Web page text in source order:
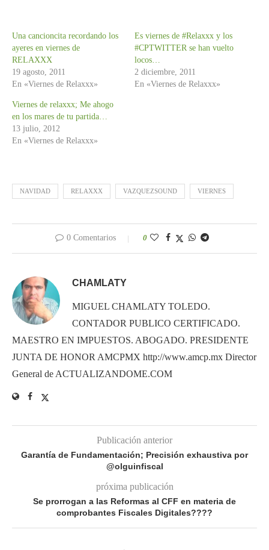
Una cancioncita recordando los
ayeres en viernes de
RELAXXX
19 agosto, 2011
En «Viernes de Relaxxx»
Es viernes de #Relaxxx y los
#CPTWITTER se han vuelto
locos…
2 diciembre, 2011
En «Viernes de Relaxxx»
Viernes de relaxxx; Me ahogo
en los mares de tu partida…
13 julio, 2012
En «Viernes de Relaxxx»
NAVIDAD RELAXXX VAZQUEZSOUND VIERNES
0 Comentarios 0
CHAMLATY
MIGUEL CHAMLATY TOLEDO.
CONTADOR PUBLICO CERTIFICADO.
MAESTRO EN IMPUESTOS. ABOGADO. PRESIDENTE
JUNTA DE HONOR AMCPMX http://www.amcp.mx Director
General de ACTUALIZANDOME.COM
Publicación anterior
Garantía de Fundamentación; Precisión exhaustiva por
@olguinfiscal
próxima publicación
Se prorrogan a las Reformas al CFF en materia de
comprobantes Fiscales Digitales????